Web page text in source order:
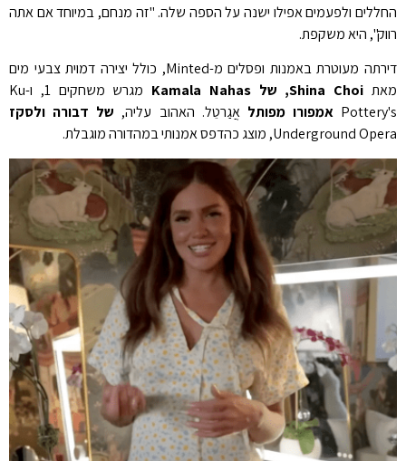
החללים ולפעמים אפילו ישנה על הספה שלה. "זה מנחם, במיוחד אם אתה
רווק", היא משקפת.
דירתה מעוטרת באמנות ופסלים מ-Minted, כולל יצירה דמוית צבעי מים
מאתShina Choi, של Kamala Nahas
מגרש משחקים 1, ו-Ku
Pottery's אמפורו מפותל אֲגַרטֵל. האהוב עליה, של דבורה ולסקז
Underground Opera, מוצג כהדפס אמנותי במהדורה מוגבלת.